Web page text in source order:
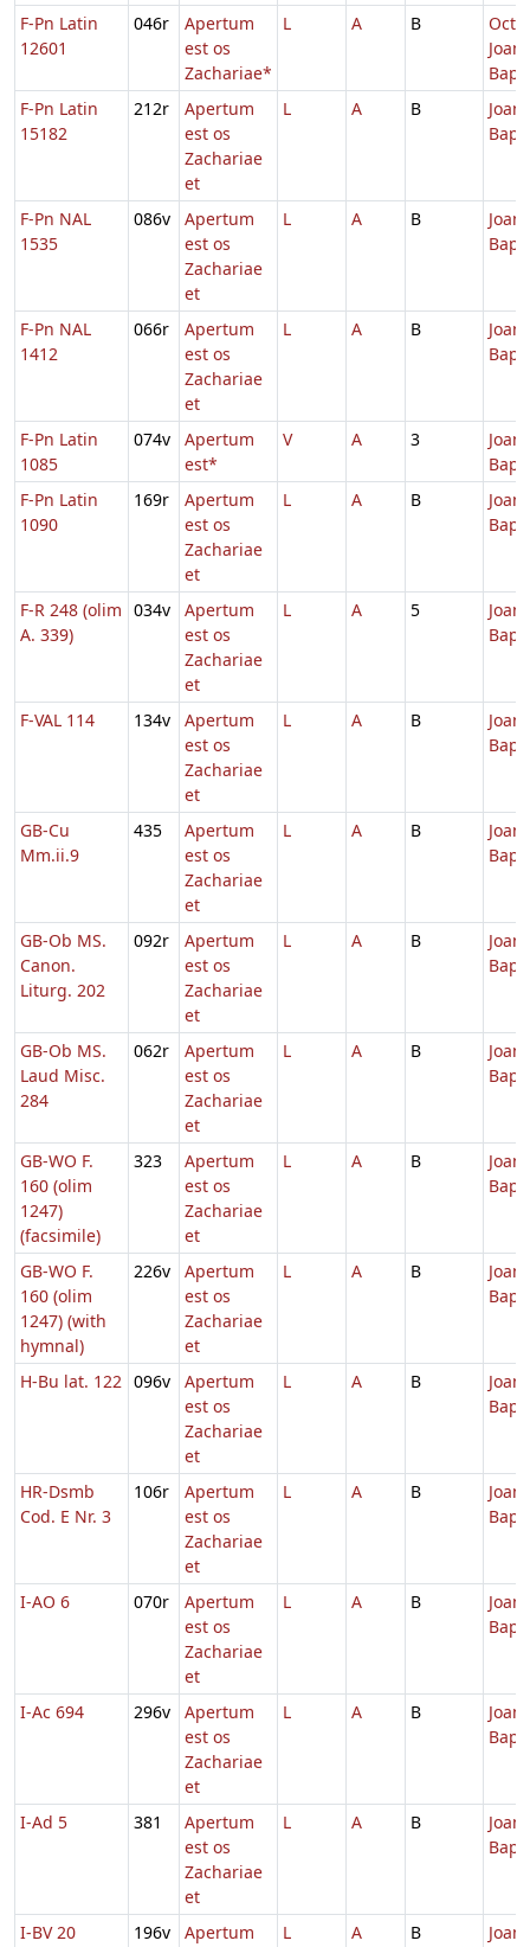
F-Pn Latin
12601
046r
Apertum
est os
Zachariae*
L A B
Bapt.
F-Pn Latin
15182
212r
Apertum
est os
Zachariae
et
L A B
F-Pn NAL
1535
086v
Apertum
est os
Zachariae
et
L A B
F-Pn NAL
1412
066r
Apertum
est os
Zachariae
et
L A B
F-Pn Latin
1085
074v
Apertum
est*
V A 3
F-Pn Latin
1090
169r
Apertum
est os
Zachariae
et
L A B
F-R 248 (olim
A. 339)
034v
Apertum
est os
Zachariae
et
L A 5
F-VAL 114 134v
Apertum
est os
Zachariae
et
L A B
GB-Cu
Mm.ii.9
435
Apertum
est os
Zachariae
et
L A B
GB-Ob MS.
Canon.
Liturg. 202
092r
Apertum
est os
Zachariae
et
L A B
GB-Ob MS.
Laud Misc.
284
062r
Apertum
est os
Zachariae
et
L A B
GB-WO F.
160 (olim
1247)
(facsimile)
323
Apertum
est os
Zachariae
et
L A B
GB-WO F.
160 (olim
1247) (with
hymnal)
226v
Apertum
est os
Zachariae
et
L A B
H-Bu lat. 122 096v
Apertum
est os
Zachariae
et
L A B
HR-Dsmb
Cod. E Nr. 3
106r
Apertum
est os
Zachariae
et
L A B
I-AO 6 070r
Apertum
est os
Zachariae
et
L A B
I-Ac 694 296v
Apertum
est os
Zachariae
et
L A B
I-Ad 5 381
Apertum
est os
Zachariae
et
L A B
I-BV 20 196v
Apertum
L A B